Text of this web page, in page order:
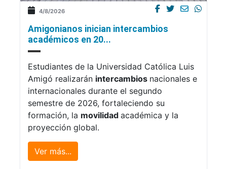
4/8/2026
Amigonianos inician intercambios
académicos en 20...
Estudiantes de la Universidad Católica Luis
Amigó realizarán intercambios nacionales e
internacionales durante el segundo
semestre de 2026, fortaleciendo su
formación, la movilidad académica y la
proyección global.
Ver más...